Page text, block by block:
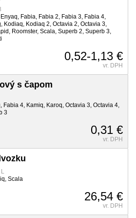
Fabia, Fabia 2, Fabia 3, Fabia 4,
Kodiaq, Kodiaq 2, Octavia 2, Octavia 3,
Roomster, Scala, Superb 2, Superb 3,
0,52-1,13 €
vr. DPH
s čapom
Fabia 4, Kamiq, Karoq, Octavia 3, Octavia 4,
3
0,31 €
vr. DPH
L
Scala
26,54 €
vr. DPH